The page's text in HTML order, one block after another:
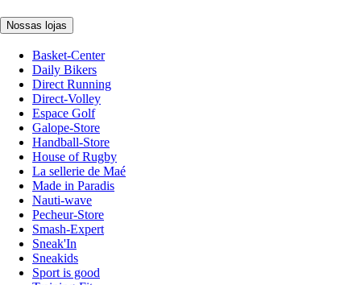
Nossas lojas
Basket-Center
Daily Bikers
Direct Running
Direct-Volley
Espace Golf
Galope-Store
Handball-Store
House of Rugby
La sellerie de Maé
Made in Paradis
Nauti-wave
Pecheur-Store
Smash-Expert
Sneak'In
Sneakids
Sport is good